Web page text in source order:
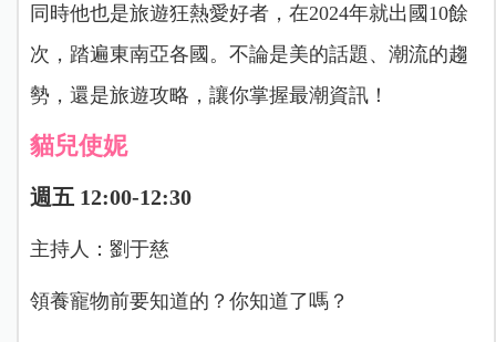
同時他也是旅遊狂熱愛好者，在2024年就出國10餘
次，踏遍東南亞各國。不論是美的話題、潮流的趨
勢，還是旅遊攻略，讓你掌握最潮資訊！
貓兒使妮
週五 12:00-12:30
主持人：劉于慈
領養寵物前要知道的？你知道了嗎？